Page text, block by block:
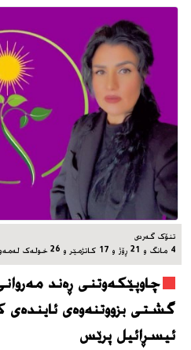
تنۆک گەردی
4 مانگ و 21 ڕۆژ و 17 کاتژمێر و 26 خوله‌ک له‌مه‌وپێش‌
چاوپێکەوتنی ڕەند
گشتی بزووتنەوەی
ئیسڕائیل پرێس